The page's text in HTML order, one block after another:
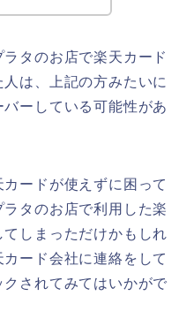
タのお店で楽天カード
は、上記の方みたいに
ーしている可能性があ
ードが使えずに困って
タのお店で利用した楽
しまっただけかもしれ
ード会社に連絡をして
されてみてはいかがで